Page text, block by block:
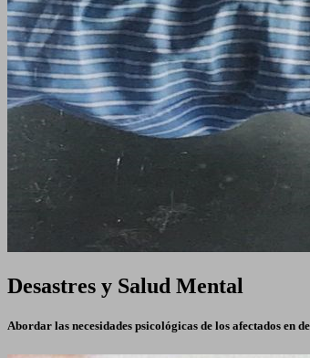
Desastres y Salud Mental
Abordar las necesidades psicológicas de los afectados en